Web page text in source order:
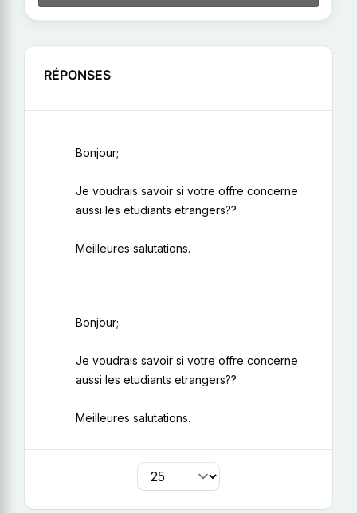
RÉPONSES
Bonjour;
Je voudrais savoir si votre offre concerne
aussi les etudiants etrangers??
Meilleures salutations.
Bonjour;
Je voudrais savoir si votre offre concerne
aussi les etudiants etrangers??
Meilleures salutations.